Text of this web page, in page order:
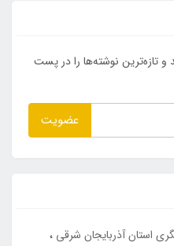
تازه‌ترین نوشته‌ها را در پست
عضویت
استان آذربایجان شرقی